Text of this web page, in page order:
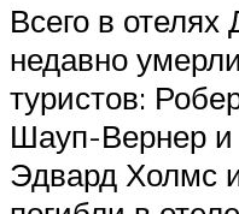
Всего в
недавно
туристов:
Шауп-Вернер и
Эдвард Холмс